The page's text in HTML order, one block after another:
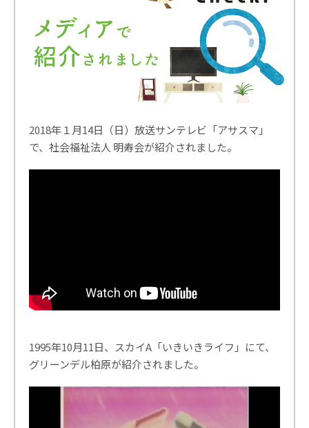
2018年１月14日（日）放送サンテレビ「アサスマ」
で、社会福祉法人 明寿会が紹介されました。
1995年10月11日、スカイA「いきいきライフ」にて、
グリーンデル柏原が紹介されました。